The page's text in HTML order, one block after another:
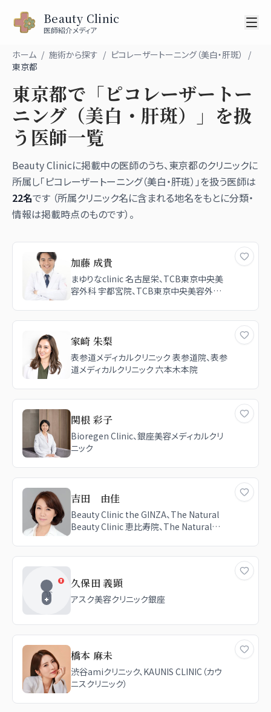
Beauty Clinic
医師紹介メディア
ホーム / 施術から探す / ピコレーザートーニング（美白・肝斑）
/
東京都
東京都で「ピコレーザートー
ニング（美白・肝斑）
」を扱
う医師一覧
Beauty Clinicに掲載中の医師のうち、東京都のクリニックに
所属し「ピコレーザートーニング（美白・肝斑） 」を扱う医師は
22名です （所属クリニック名に含まれる地名をもとに分類・
情報は掲載時点のものです）。
加藤 成貴
まゆりなclinic 名古屋栄、TCB東京中央美
容外科 宇都宮院、TCB東京中央美容外科
家崎 朱梨
表参道メディカルクリニック 表参道院、表参
道メディカルクリニック 六本木本院
関根 彩子
Bioregen Clinic、銀座美容メディカルクリ
ニック
吉田 由佳
Beauty Clinic the GINZA、The Natural
Beauty Clinic 恵比寿院、The Natural
久保田 義顕
アスク美容クリニック銀座
橋本 麻未
渋谷amiクリニック、KAUNIS CLINIC（カウ
ニスクリニック）